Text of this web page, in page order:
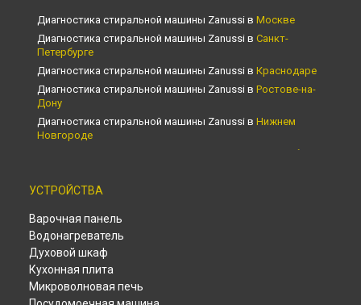
Диагностика стиральной машины Zanussi в Москве
Диагностика стиральной машины Zanussi в Санкт-
Петербурге
Диагностика стиральной машины Zanussi в Краснодаре
Диагностика стиральной машины Zanussi в Ростове-на-
Дону
Диагностика стиральной машины Zanussi в Нижнем
Новгороде
Новосибирске
Диагностика стиральной машины Zanussi в
Диагностика стиральной машины Zanussi в
Диагностика стиральной машины Zanussi в
Диагностика стиральной машины Zanussi в
Диагностика стиральной машины Zanussi в
Диагностика стиральной машины Zanussi в
УСТРОЙСТВА
Варочная панель
Водонагреватель
Духовой шкаф
Кухонная плита
Микроволновая печь